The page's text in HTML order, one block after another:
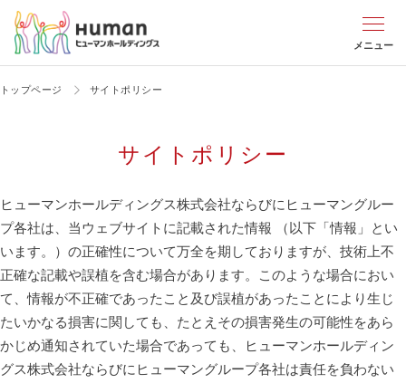
メニュー
トップページ サイトポリシー
サイトポリシー
ヒューマンホールディングス株式会社ならびにヒューマングルー
プ各社は、当ウェブサイトに記載された情報 （以下「情報」とい
います。）の正確性について万全を期しておりますが、技術上不
正確な記載や誤植を含む場合があります。このような場合におい
て、情報が不正確であったこと及び誤植があったことにより生じ
たいかなる損害に関しても、たとえその損害発生の可能性をあら
かじめ通知されていた場合であっても、ヒューマンホールディン
グス株式会社ならびにヒューマングループ各社は責任を負わない